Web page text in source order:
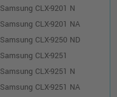
Samsung CLX-9201 N
Samsung CLX-9201 NA
Samsung CLX-9250 ND
Samsung CLX-9251
Samsung CLX-9251 N
Samsung CLX-9251 NA